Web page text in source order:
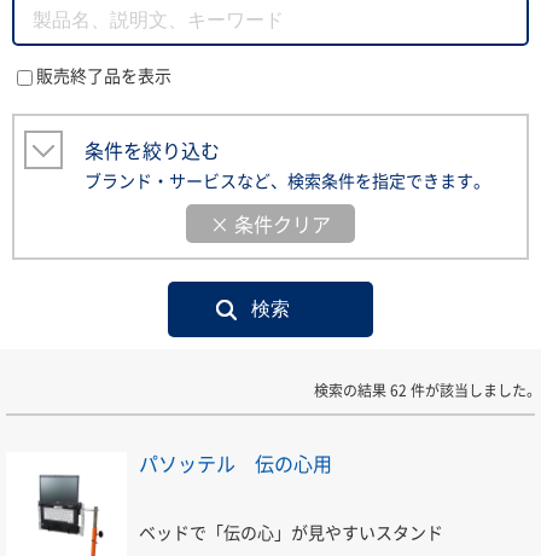
販売終了品を表示
条件を絞り込む
ブランド・サービスなど、検索条件を指定できます。
× 条件クリア
検索の結果 62 件が該当しました。
パソッテル 伝の心用
ベッドで「伝の心」が見やすいスタンド